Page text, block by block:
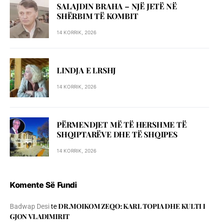
SALAJDIN BRAHA – NJЁ JETЁ NЁ
SHЁRBIM TЁ KOMBIT
14 KORRIK, 2026
LINDJA E LRSHJ
14 KORRIK, 2026
PËRMENDJET MË TË HERSHME TË
SHQIPTARËVE DHE TË SHQIPES
14 KORRIK, 2026
Komente Së Fundi
Badwap DesiteDR.MOIKOM ZEQO: KARL TOPIA DHE KULTI I
GJON VLADIMIRIT